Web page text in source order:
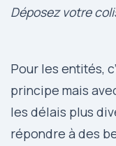
Déposez votre
Pour les entités,
principe mais
les délais plus
répondre à des